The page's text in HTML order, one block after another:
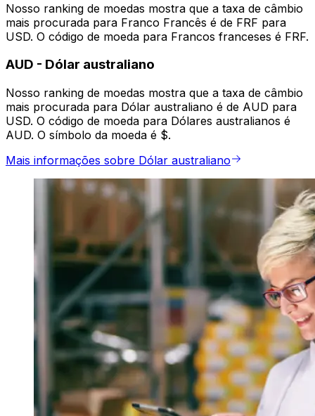
Nosso ranking de moedas mostra que a taxa de câmbio
mais procurada para Franco Francês é de FRF para
USD. O código de moeda para Francos franceses é FRF.
AUD - Dólar australiano
Nosso ranking de moedas mostra que a taxa de câmbio
mais procurada para Dólar australiano é de AUD para
USD. O código de moeda para Dólares australianos é
AUD. O símbolo da moeda é $.
Mais informações sobre Dólar australiano